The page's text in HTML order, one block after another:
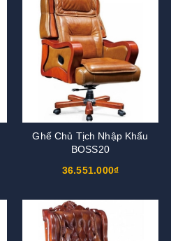
Ghế Chủ Tịch Nhập Khẩu
BOSS20
36.551.000₫